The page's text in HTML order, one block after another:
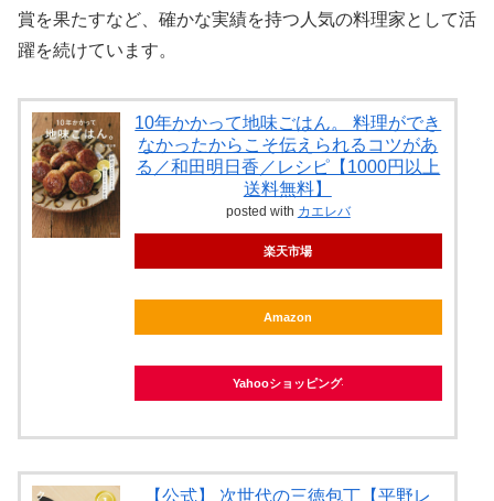
賞を果たすなど、確かな実績を持つ人気の料理家として活
躍を続けています。
10年かかって地味ごはん。 料理ができ
なかったからこそ伝えられるコツがあ
る／和田明日香／レシピ【1000円以上
送料無料】
posted with カエレバ
楽天市場
Amazon
Yahooショッピング
【公式】 次世代の三徳包丁【平野レ